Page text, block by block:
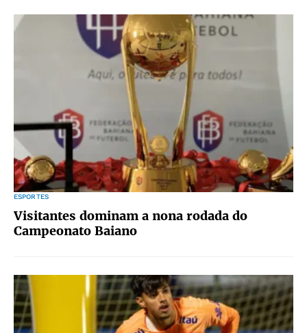
ESPORTES
Visitantes dominam a nona rodada do
Campeonato Baiano